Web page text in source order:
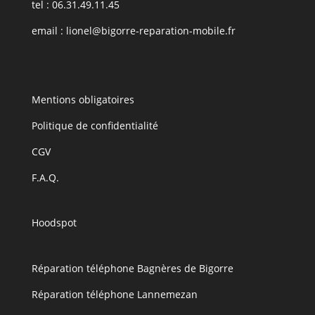
tel : 06.31.49.11.45
email : lionel@bigorre-reparation-mobile.fr
Mentions obligatoires
Politique de confidentialité
CGV
F.A.Q.
Hoodspot
Réparation téléphone Bagnères de Bigorre
Réparation téléphone Lannemezan